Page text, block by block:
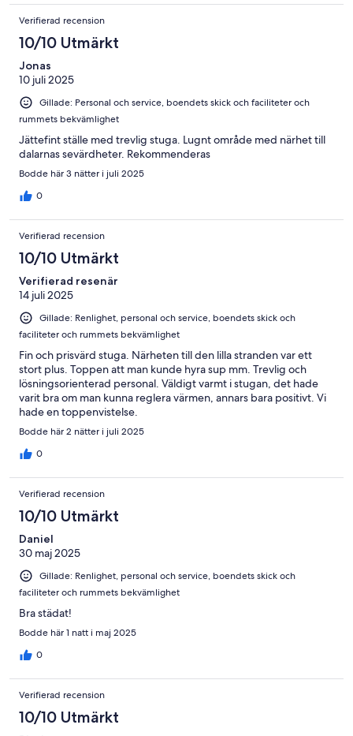
Verifierad recension
10/10 Utmärkt
Jonas
10 juli 2025
Gillade: Personal och service, boendets skick och faciliteter och
rummets bekvämlighet
Jättefint ställe med trevlig stuga. Lugnt område med närhet till
dalarnas sevärdheter. Rekommenderas
Bodde här 3 nätter i juli 2025
0
Verifierad recension
10/10 Utmärkt
Verifierad resenär
14 juli 2025
Gillade: Renlighet, personal och service, boendets skick och
faciliteter och rummets bekvämlighet
Fin och prisvärd stuga. Närheten till den lilla stranden var ett
stort plus. Toppen att man kunde hyra sup mm. Trevlig och
lösningsorienterad personal. Väldigt varmt i stugan, det hade
varit bra om man kunna reglera värmen, annars bara positivt. Vi
hade en toppenvistelse.
Bodde här 2 nätter i juli 2025
0
Verifierad recension
10/10 Utmärkt
Daniel
30 maj 2025
Gillade: Renlighet, personal och service, boendets skick och
faciliteter och rummets bekvämlighet
Bra städat!
Bodde här 1 natt i maj 2025
0
Verifierad recension
10/10 Utmärkt